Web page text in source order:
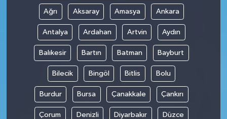
Ağrı Aksaray Amasya Ankara
Antalya Ardahan Artvin Aydın
Balıkesir Bartın Batman Bayburt
Bilecik Bingöl Bitlis Bolu
Burdur Bursa Çanakkale Çankırı
Çorum Denizli Diyarbakır Düzce